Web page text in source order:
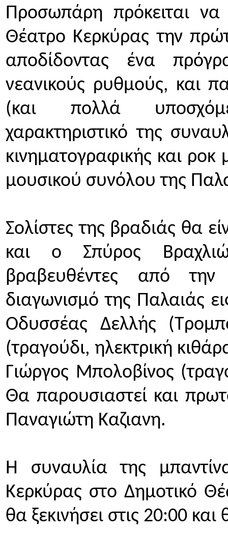
Προσωπάρη πρόκειται να
Θέατρο Κερκύρας την
αποδίδοντας ένα
νεανικούς ρυθμούς, και
(και πολλά
χαρακτηριστικό της
κινηματογραφικής και ροκ
μουσικού συνόλου της
Σολίστες της βραδιάς θα
και ο Σπύρος
βραβευθέντες από
διαγωνισμό της Παλαιάς
Οδυσσέας Δελλής
(τραγούδι, ηλεκτρική
Γιώργος Μπολοβίνος
Θα παρουσιαστεί και
Παναγιώτη Καζιανη.
Η συναυλία της
Κερκύρας στο Δημοτικό
θα ξεκινήσει στις 20:00